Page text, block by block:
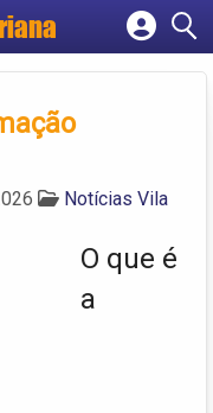
empresa
Notícias Vila
O que é
a